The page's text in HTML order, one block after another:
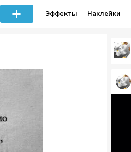
Эффекты Наклейки